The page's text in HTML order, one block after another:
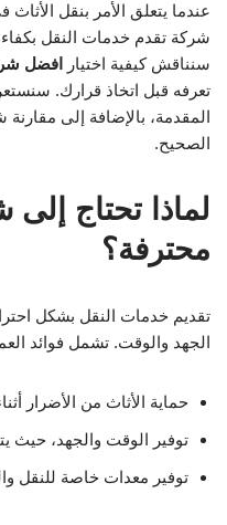
عندما يتعلق الأمر بنقل
شركة تقدم خدمات النقل
سنناقش كيفية اختيار
افضل
تعرفه قبل اتخاذ قرارك.
المقدمة، بالإضافة إلى
الصحيح.
لماذا تحتاج
محترفة؟
تقديم خدمات النقل بشكل
الجهد والوقت. تشمل فوائد
حماية الأثاث من الأضرار
توفير الوقت والجهد، حيث
توفير معدات خاصة للنقل